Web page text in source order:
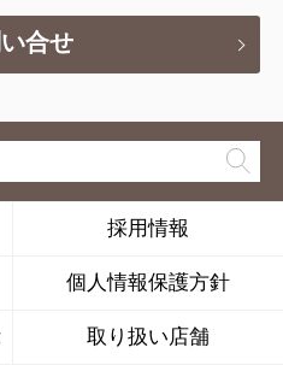
合せ
採用情報
個人情報保護方針
取り扱い店舗